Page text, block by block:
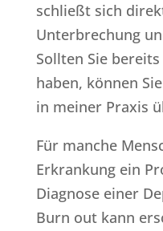
schließt sich
Unterbrechung
Sollten Sie
haben, können
in meiner Praxis
Für manche
Erkrankung ein
Diagnose einer
Burn out kann